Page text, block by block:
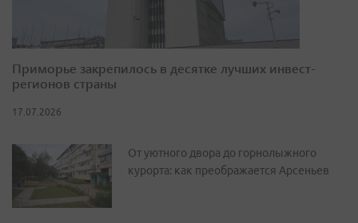
Приморье закрепилось в десятке лучших инвест-
регионов страны
17.07.2026
От уютного двора до горнолыжного
курорта: как преображается Арсеньев